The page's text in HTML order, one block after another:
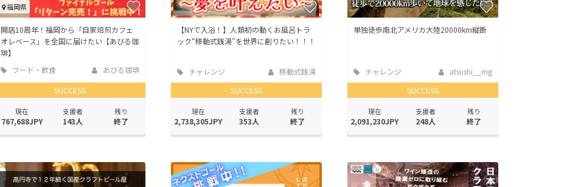
福岡県
開店10周年！福岡から「自家焙煎カフェ
オレベース」を全国に届けたい【あびる珈
琲】
フード・飲食
店
あびる珈琲
SUCCESS
現在
767,688JPY
支援者
143人
残り
終了
【NYで入浴！】人類初の動くお風呂トラ
ック“移動式銭湯”を世界に創りたい！！！
チャレンジ
移動式銭湯
SUCCESS
現在
2,738,305JPY
支援者
353人
残り
終了
単独徒歩南北アメリカ大陸20000km縦断
チャレンジ
atsushi__mg
SUCCESS
現在
2,091,230JPY
支援者
248人
残り
終了